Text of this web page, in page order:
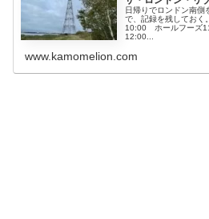
日帰りでロンドン南側
で、記録を残しておく
10:00 ホールフーズ
12:00...
www.kamomelion.com